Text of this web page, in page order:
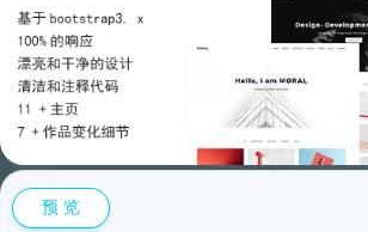
预 览